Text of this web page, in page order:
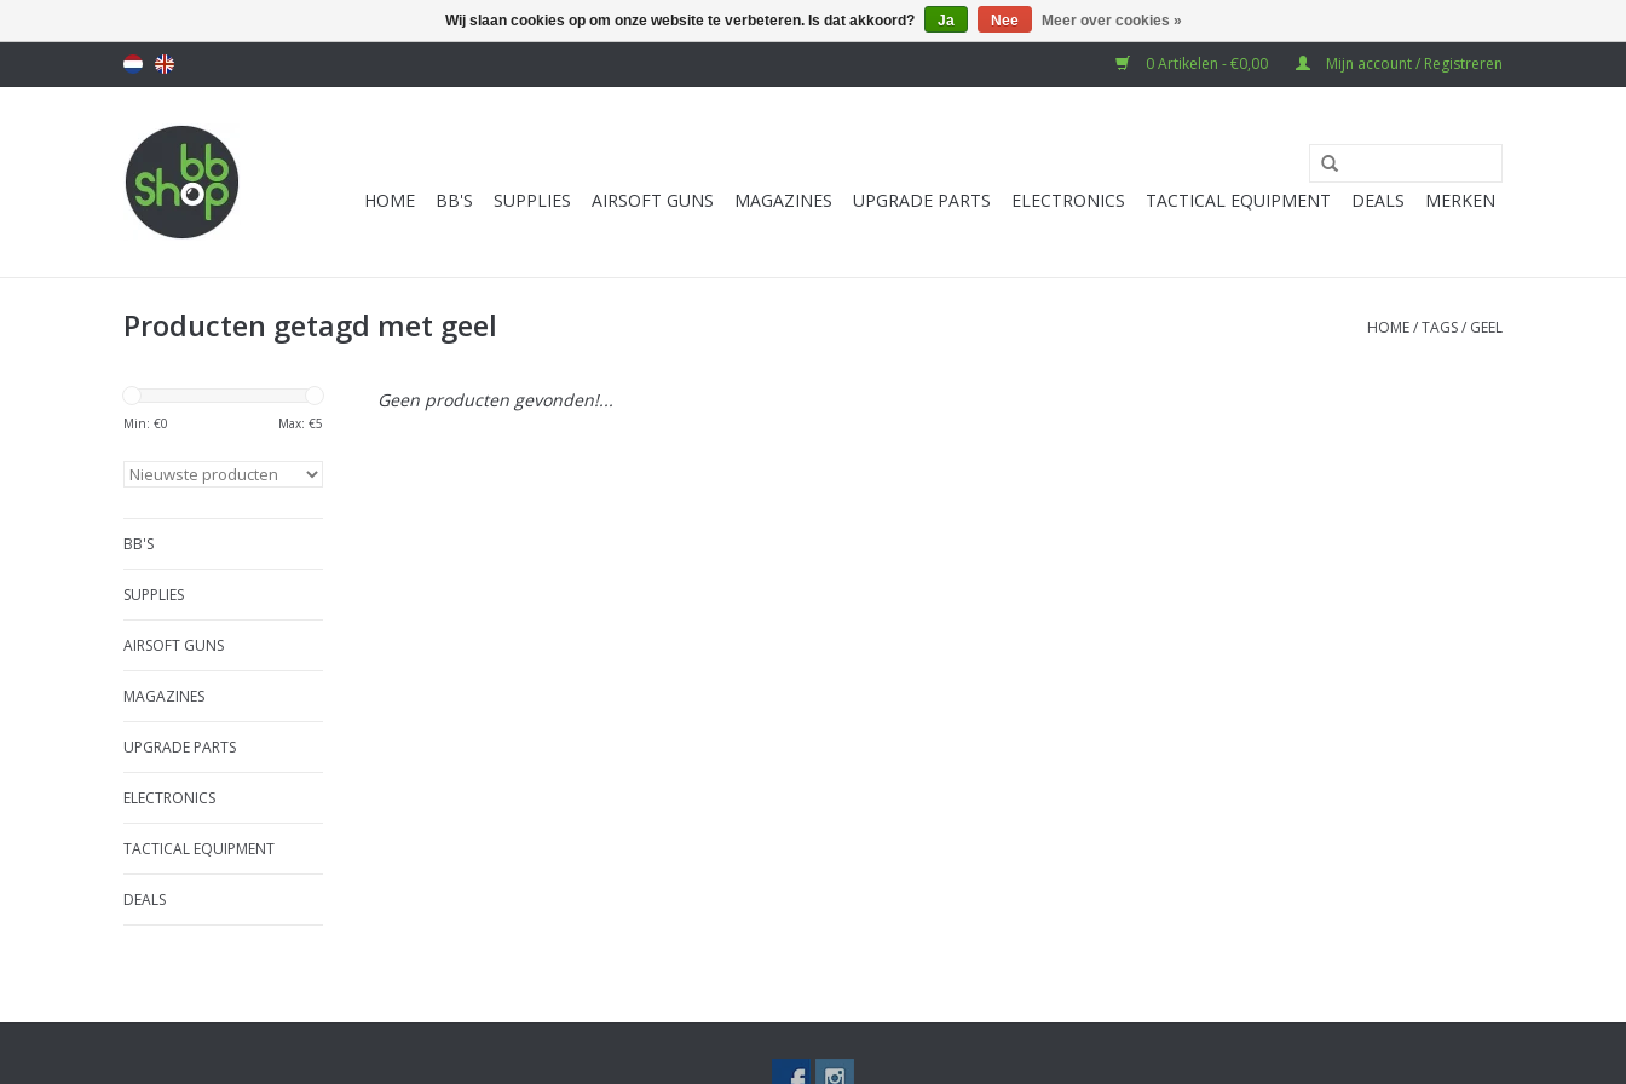
0 Artikelen - €0,00 Mijn account / Registreren
HOME BB'S SUPPLIES AIRSOFT GUNS MAGAZINES UPGRADE PARTS ELECTRONICS TACTICAL EQUIPMENT DEALS MERKEN
Producten getagd met geel HOME/TAGS/ GEEL
Min: €0 Max: €5
BB'S
SUPPLIES
AIRSOFT GUNS
MAGAZINES
UPGRADE PARTS
ELECTRONICS
TACTICAL EQUIPMENT
DEALS
Geen producten gevonden!...
Wij slaan cookies op om onze website te verbeteren. Is dat akkoord? Ja Nee Meer over cookies »